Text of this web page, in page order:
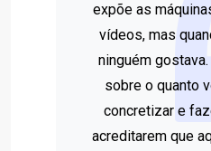
expõe as
vídeos, mas
ninguém
sobre o quanto
concretizar e
acreditarem que